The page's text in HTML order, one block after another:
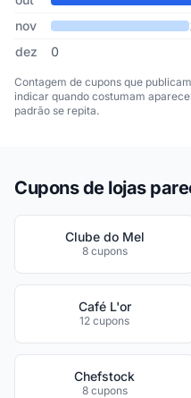
nov
dez
0
Contagem de cupons que
indicar quando costumam
padrão se repita.
Cupons de lojas
Clube do Mel
8 cupons
Café L'or
12 cupons
Chefstock
8 cupons